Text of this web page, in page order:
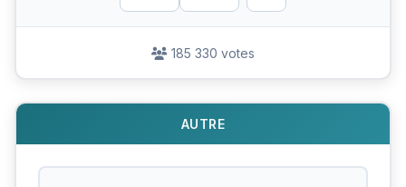
185 330 votes
AUTRE